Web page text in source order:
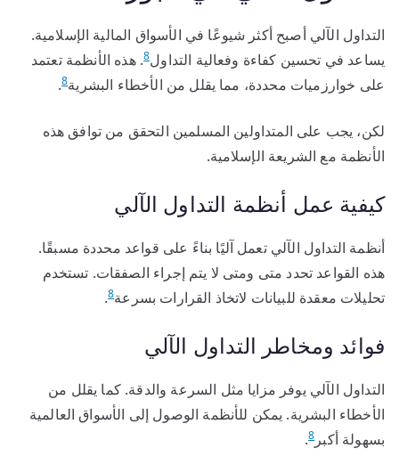
التداول الآلي أصبح أكثر شيوعًا في الأسواق المالية الإسلامية.
يساعد في تحسين كفاءة وفعالية التداول8. هذه الأنظمة تعتمد
على خوارزميات محددة، مما يقلل من الأخطاء البشرية8
.
لكن، يجب على المتداولين المسلمين التحقق من توافق هذه
الأنظمة مع الشريعة الإسلامية.
كيفية عمل أنظمة التداول الآلي
أنظمة التداول الآلي تعمل آليًا بناءً على قواعد محددة مسبقًا.
هذه القواعد تحدد متى ومتى لا يتم إجراء الصفقات. تستخدم
تحليلات معقدة للبيانات لاتخاذ القرارات بسرعة8
.
فوائد ومخاطر التداول الآلي
التداول الآلي يوفر مزايا مثل السرعة والدقة. كما يقلل من
الأخطاء البشرية. يمكن للأنظمة الوصول إلى الأسواق العالمية
بسهولة أكبر8
.